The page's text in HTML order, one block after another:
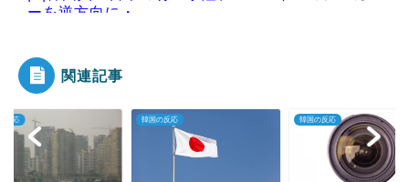
ーを逆方向に・...
Powered by livedoor 相互RSS
関連記事
反応 韓国の反応 韓国の反応